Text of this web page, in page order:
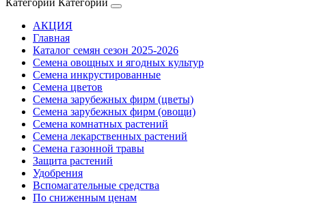
Категории Категории
АКЦИЯ
Главная
Каталог семян сезон 2025-2026
Семена овощных и ягодных культур
Семена инкрустированные
Семена цветов
Семена зарубежных фирм (цветы)
Семена зарубежных фирм (овощи)
Семена комнатных растений
Семена лекарственных растений
Семена газонной травы
Защита растений
Удобрения
Вспомагательные средства
По сниженным ценам